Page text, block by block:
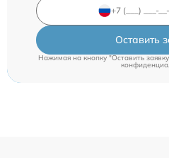
Оставить
Нажимая на кнопку "Оставить